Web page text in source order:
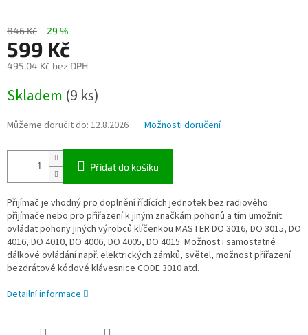
846 Kč –29 %
599 Kč
495,04 Kč bez DPH
cena:
Skladem (9 ks)
Můžeme doručit do: 12.8.2026 Možnosti doručení
Přidat do košíku
Přijímač je vhodný pro doplnění řídících jednotek bez radiového
přijímače nebo pro přiřazení k jiným značkám pohonů a tím umožnit
ovládat pohony jiných výrobců klíčenkou MASTER DO 3016, DO 3015, DO
4016, DO 4010, DO 4006, DO 4005, DO 4015. Možnost i samostatné
dálkové ovládání např. elektrických zámků, světel, možnost přiřazení
bezdrátové kódové klávesnice CODE 3010 atd.
Detailní informace